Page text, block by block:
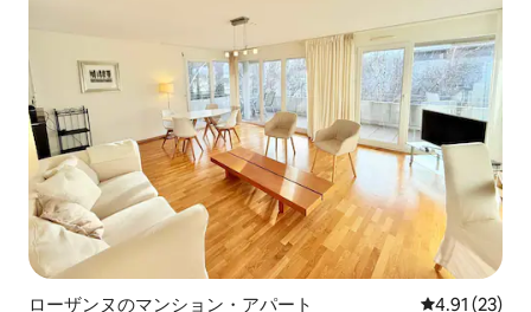
ローザンヌのマンション・アパート レビュー23
4.91 (23)